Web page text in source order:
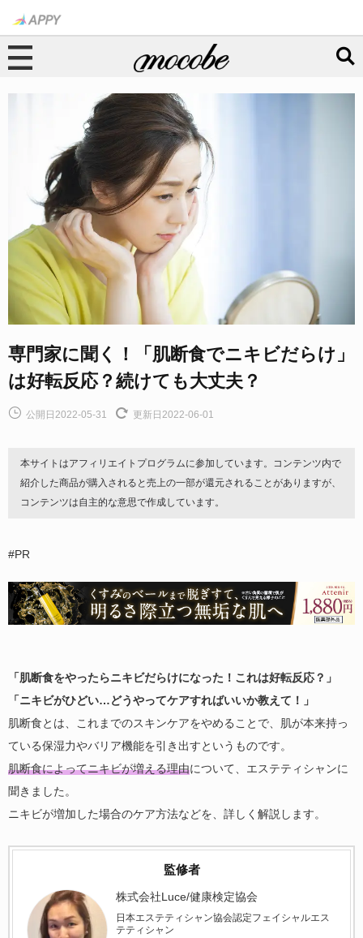
専門家に聞く！「肌断食でニキビだらけ」
は好転反応？続けても大丈夫？
公開日2022-05-31 更新日2022-06-01
本サイトはアフィリエイトプログラムに参加しています。コンテンツ内で
紹介した商品が購入されると売上の一部が還元されることがありますが、
コンテンツは自主的な意思で作成しています。
#PR
「肌断食をやったらニキビだらけになった！これは好転反応？」
「ニキビがひどい…どうやってケアすればいいか教えて！」
肌断食とは、これまでのスキンケアをやめることで、肌が本来持っ
ている保湿力やバリア機能を引き出すというものです。
肌断食によってニキビが増える理由について、エステティシャンに
聞きました。
ニキビが増加した場合のケア方法などを、詳しく解説します。
監修者
株式会社Luce/健康検定協会
日本エステティシャン協会認定フェイシャルエス
テティシャン